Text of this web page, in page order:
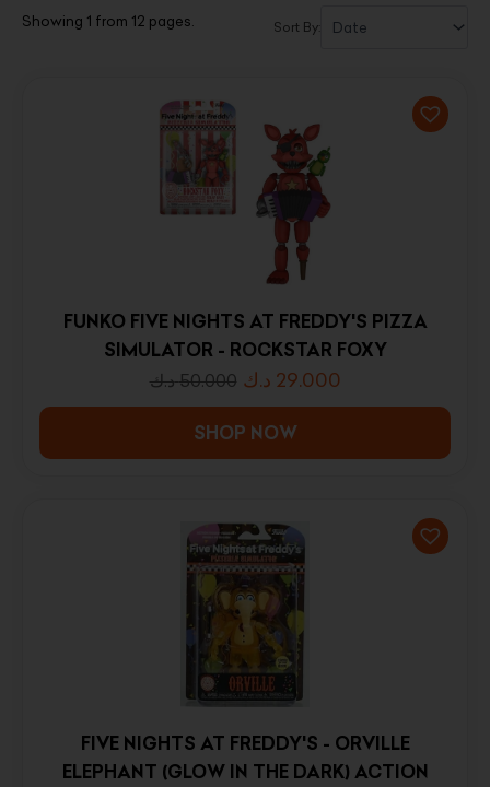
Showing 1 from 12 pages. Sort By:
FUNKO FIVE NIGHTS AT FREDDY'S PIZZA
SIMULATOR - ROCKSTAR FOXY
50.000 د.ك 29.000 د.ك
SHOP NOW
FIVE NIGHTS AT FREDDY'S - ORVILLE
ELEPHANT (GLOW IN THE DARK) ACTION